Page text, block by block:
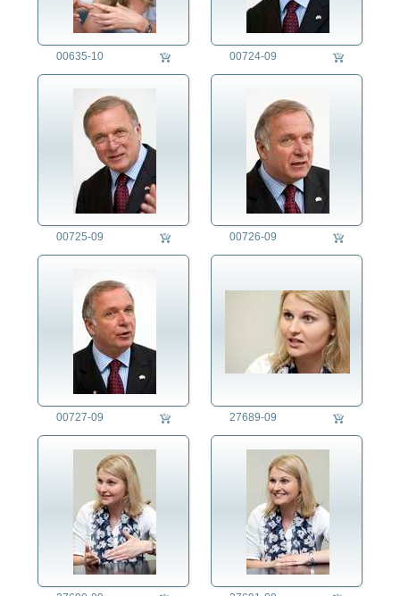
00635-10 00724-09
00725-09 00726-09
00727-09 27689-09